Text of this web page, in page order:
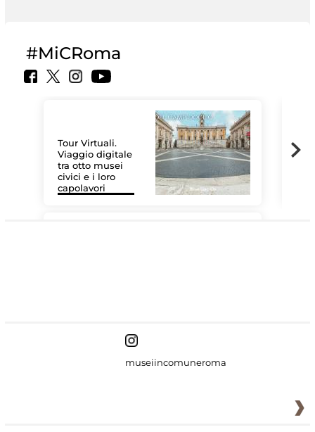
#MiCRoma
Tour Virtuali.
Viaggio digitale
tra otto musei
civici e i loro
capolavori
museiincomuneroma